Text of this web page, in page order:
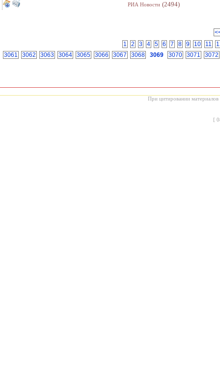
РИА Новости (2494)
1
2 3 4 5 6 7 8 9 10 11
3061
3062 3063 3064 3065 3066 3067 3068 3069 3070 3071 3072
При цитировании материалов
[